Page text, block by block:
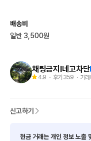
총장길이 75cm
변색 닳음 보풀 늘어짐
착용감 흔적 없이 옷상태
비흡연자입니다
배송비
일반 3,500원
채팅금지l네고차단
4.9 ・ 후기 359 ・ 거
신고하기
현금 거래는 개인 정보 노출